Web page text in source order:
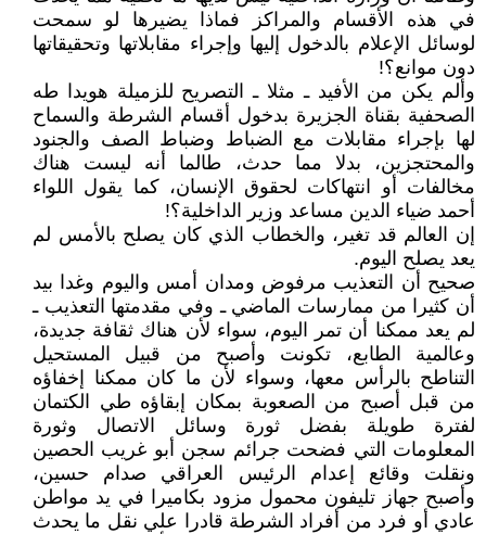
في هذه الأقسام والمراكز فماذا يضيرها لو سمحت
لوسائل الإعلام بالدخول إليها وإجراء مقابلاتها وتحقيقاتها
دون موانع؟!
وألم يكن من الأفيد ـ مثلا ـ التصريح للزميلة هويدا طه
الصحفية بقناة الجزيرة بدخول أقسام الشرطة والسماح
لها بإجراء مقابلات مع الضباط وضباط الصف والجنود
والمحتجزين، بدلا مما حدث، طالما أنه ليست هناك
مخالفات أو انتهاكات لحقوق الإنسان، كما يقول اللواء
أحمد ضياء الدين مساعد وزير الداخلية؟!
إن العالم قد تغير، والخطاب الذي كان يصلح بالأمس لم
يعد يصلح اليوم.
صحيح أن التعذيب مرفوض ومدان أمس واليوم وغدا بيد
أن كثيرا من ممارسات الماضي ـ وفي مقدمتها التعذيب ـ
لم يعد ممكنا أن تمر اليوم، سواء لأن هناك ثقافة جديدة،
وعالمية الطابع، تكونت وأصبح من قبيل المستحيل
التناطح بالرأس معها، وسواء لأن ما كان ممكنا إخفاؤه
من قبل أصبح من الصعوبة بمكان إبقاؤه طي الكتمان
لفترة طويلة بفضل ثورة وسائل الاتصال وثورة
المعلومات التي فضحت جرائم سجن أبو غريب الحصين
ونقلت وقائع إعدام الرئيس العراقي صدام حسين،
وأصبح جهاز تليفون محمول مزود بكاميرا في يد مواطن
عادي أو فرد من أفراد الشرطة قادرا علي نقل ما يحدث